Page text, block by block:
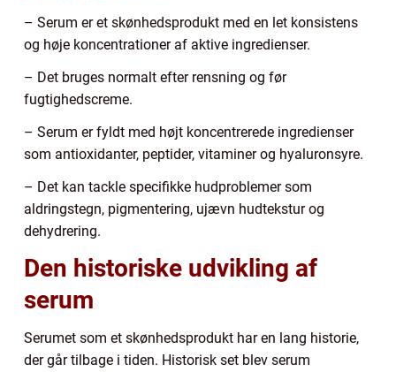
– Serum er et skønhedsprodukt med en let konsistens
og høje koncentrationer af aktive ingredienser.
– Det bruges normalt efter rensning og før
fugtighedscreme.
– Serum er fyldt med højt koncentrerede ingredienser
som antioxidanter, peptider, vitaminer og hyaluronsyre.
– Det kan tackle specifikke hudproblemer som
aldringstegn, pigmentering, ujævn hudtekstur og
dehydrering.
Den historiske udvikling af
serum
Serumet som et skønhedsprodukt har en lang historie,
der går tilbage i tiden. Historisk set blev serum